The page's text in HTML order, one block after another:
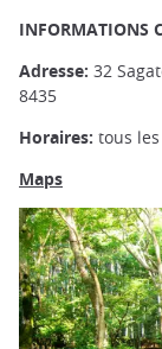
INFORMATIONS
Adresse: 32
8435
Horaires: tous
Maps